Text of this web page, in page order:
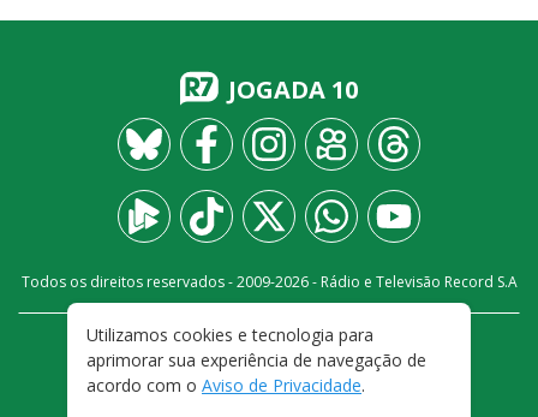
JOGADA 10
Todos os direitos reservados - 2009-2026- Rádio e Televisão Record S.A
CARREIRA FALE CONOSCO
PRIVACIDADE
TERMOS E CONDIÇÕES DE USO
Utilizamos cookies e tecnologia para
aprimorar sua experiência de navegação de
acordo com o Aviso de Privacidade.